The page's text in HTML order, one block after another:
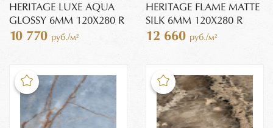
HERITAGE LUXE AQUA
GLOSSY 6MM 120X280 R
10 770 руб./м²
HERITAGE FLAME MATTE
SILK 6MM 120X280 R
12 660 руб./м²